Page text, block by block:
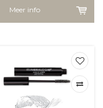
Meer info